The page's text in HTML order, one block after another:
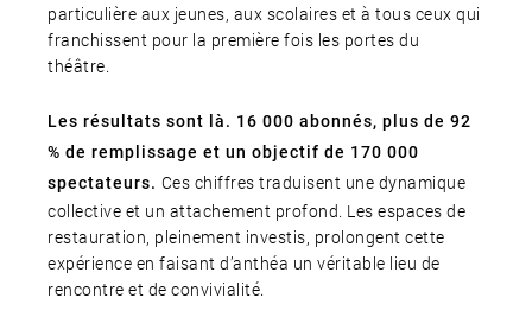
particulière aux jeunes, aux scolaires et à tous ceux qui
franchissent pour la première fois les portes du
théâtre.
Les résultats sont là. 16 000 abonnés, plus de 92
% de remplissage et un objectif de 170 000
spectateurs. Ces chiffres traduisent une dynamique
collective et un attachement profond. Les espaces de
restauration, pleinement investis, prolongent cette
expérience en faisant d’anthéa un véritable lieu de
rencontre et de convivialité.